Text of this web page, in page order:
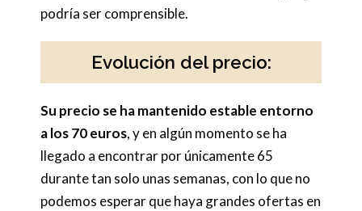
podría ser comprensible.
Evolución del precio:
Su precio se ha mantenido estable entorno
a los 70 euros, y en algún momento se ha
llegado a encontrar por únicamente 65
durante tan solo unas semanas, con lo que no
podemos esperar que haya grandes ofertas en